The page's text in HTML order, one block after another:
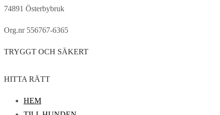
74891 Österbybruk
Org.nr 556767-6365
TRYGGT OCH SÄKERT
HITTA RÄTT
HEM